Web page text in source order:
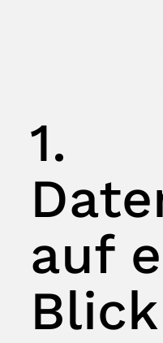
1.
auf
Blick